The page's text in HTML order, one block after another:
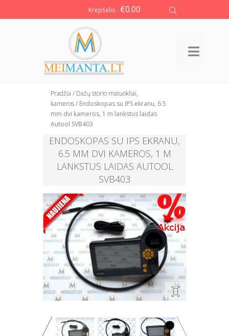
Krepšelis - €0.00
Pradžia / Dažų storio matuokliai,
kameros/ Endoskopas su IPS ekranu, 6.5
mm dvi kameros, 1 m lankstus laidas
Autool SVB403
ENDOSKOPAS SU IPS EKRANU,
6.5 MM DVI KAMEROS, 1 M
LANKSTUS LAIDAS AUTOOL
SVB403